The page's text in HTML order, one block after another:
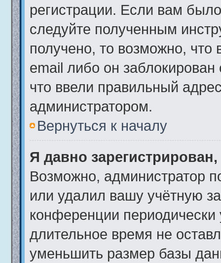
регистрации. Если вам
следуйте полученным
получено, то возможно,
email либо он
что ввели правильный
администратором.
Вернуться к началу
Я давно
Возможно, администратор
или удалил вашу учётную
конференции периодически
длительное время не
уменьшить размер базы